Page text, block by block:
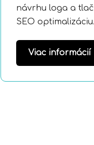
návrhu loga a
SEO optimalizáciu.
Viac informácií